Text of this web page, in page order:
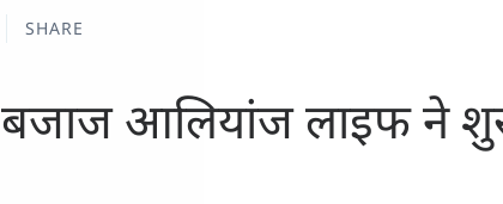
SHARE
बजाज आलियांज लाइफ ने शुरू